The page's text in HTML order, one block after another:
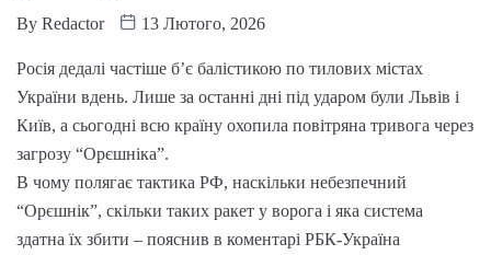
By Redactor 13 Лютого, 2026
Росія дедалі частіше б’є балістикою по тилових містах
України вдень. Лише за останні дні під ударом були Львів і
Київ, а сьогодні всю країну охопила повітряна тривога через
загрозу “Орєшніка”.
В чому полягає тактика РФ, наскільки небезпечний
“Орєшнік”, скільки таких ракет у ворога і яка система
здатна їх збити – пояснив в коментарі РБК-Україна